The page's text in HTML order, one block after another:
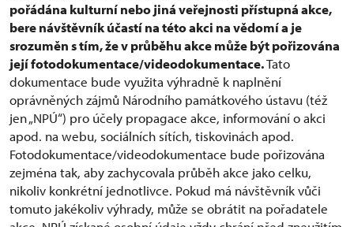
pořádána kulturní nebo jiná veřejnosti přístupná akce,
bere návštěvník účastí na této akci na vědomí a je
srozuměn s tím, že v průběhu akce může být pořizována
její fotodokumentace/videodokumentace.Tato
dokumentace bude využita výhradně k naplnění
oprávněných zájmů Národního památkového ústavu (též
jen „NPÚ“) pro účely propagace akce, informování o akci
apod. na webu, sociálních sítích, tiskovinách apod.
Fotodokumentace/videodokumentace bude pořizována
zejména tak, aby zachycovala průběh akce jako celku,
nikoliv konkrétní jednotlivce. Pokud má návštěvník vůči
tomuto jakékoliv výhrady, může se obrátit na pořadatele